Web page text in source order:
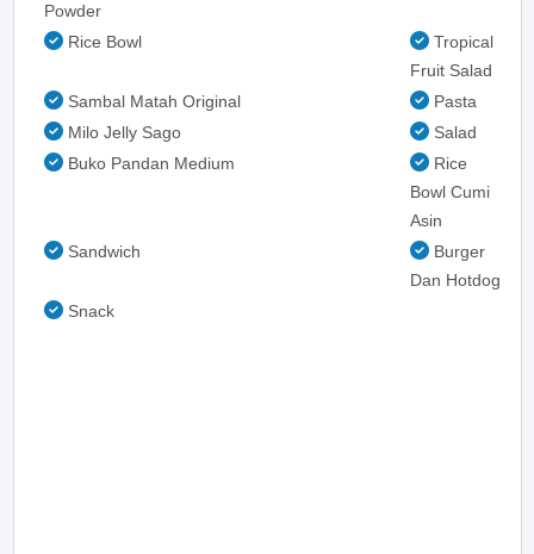
Powder
Rice Bowl
Tropical
Fruit Salad
Sambal Matah Original
Pasta
Milo Jelly Sago
Salad
Buko Pandan Medium
Rice
Bowl Cumi
Asin
Sandwich
Burger
Dan Hotdog
Snack